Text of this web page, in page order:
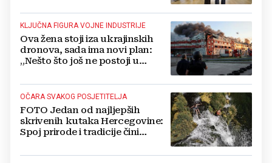
KLJUČNA FIGURA VOJNE INDUSTRIJE
Ova žena stoji iza ukrajinskih
dronova, sada ima novi plan:
„Nešto što još ne postoji u
OČARA SVAKOG POSJETITELJA
FOTO Jedan od najljepših
skrivenih kutaka Hercegovine:
Spoj prirode i tradicije čini
destinacijom